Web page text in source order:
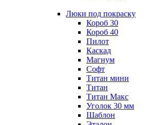
Люки под покраску
Короб 30
Короб 40
Пилот
Каскад
Магнум
Софт
Титан мини
Титан
Титан Макс
Уголок 30 мм
Шаблон